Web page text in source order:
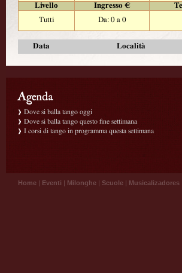
Livello
Ingresso €
Tutti
Da: 0 a 0
Data Località
Dove si balla tango oggi
Dove si balla tango questo fine settimana
I corsi di tango in programma questa settimana
Home | Eventi | Milonghe | Scuole | Musicalizadores